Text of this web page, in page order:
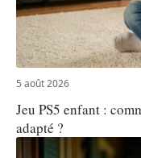
5 août 2026
Jeu PS5 enfant :
adapté ?